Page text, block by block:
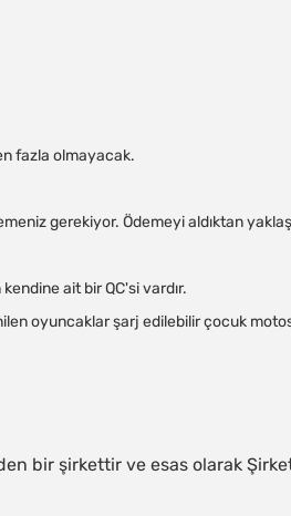
fazla olmayacak.
gerekiyor. Ödemeyi aldıktan
ait bir QC'si vardır.
bir şirkettir ve esas olarak